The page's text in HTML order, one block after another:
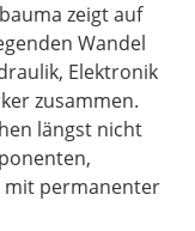
zeigt auf
Wandel
Elektronik
zusammen.
längst nicht
mit permanenter